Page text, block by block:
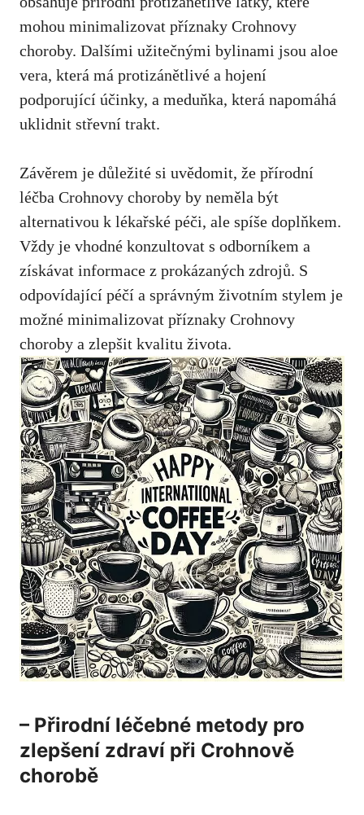
mohou minimalizovat příznaky Crohnovy⁤
choroby. Dalšími užitečnými bylinami jsou aloe
vera, která má protizánětlivé a hojení
podporující účinky, a meduňka, která napomáhá
uklidnit střevní ‌trakt.
Závěrem ‌je důležité si ⁣uvědomit, že přírodní
léčba ‌Crohnovy choroby​ by neměla být
alternativou k lékařské péči, ale spíše doplňkem.
Vždy je vhodné konzultovat s odborníkem a
‌získávat informace z prokázaných zdrojů. S
odpovídající péčí a správným životním stylem je
možné minimalizovat příznaky Crohnovy
⁣choroby a zlepšit kvalitu života.
– Přirodní léčebné metody pro
zlepšení ⁢zdraví při⁢ Crohnově
chorobě